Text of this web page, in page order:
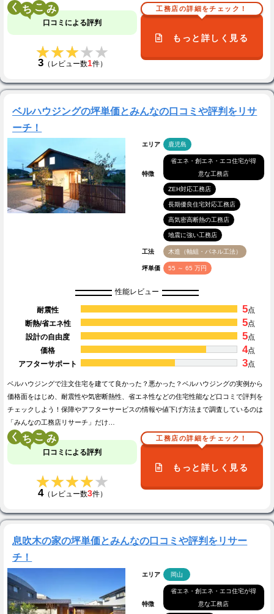
く こ
口コミによる評判
★★★★★
★★★★★
3（レビュー数1件）
工務店の詳細をチェック！
もっと詳しく見る
ベルハウジングの坪単価とみんなの口コミや評判をリサ
ーチ！
エリア 鹿児島
特徴
省エネ・創エネ・エコ住宅が得
意な工務店
ZEH対応工務店
長期優良住宅対応工務店
高気密高断熱の工務店
地震に強い工務店
工法 木造（軸組・パネル工法）
坪単価 55 ～ 65 万円
性能レビュー
耐震性 5点
断熱/省エネ性
5点
設計の自由度
5点
価格
4点
アフターサポート
3点
ベルハウジングで注文住宅を建てて良かった？悪かった？ベルハウジングの実例から
価格面をはじめ、耐震性や気密断熱性、省エネ性などの住宅性能など口コミで評判を
チェックしよう！保障やアフターサービスの情報や値下げ方法まで調査しているのは
「みんなの工務店リサーチ」だけ…
く こ
口コミによる評判
★★★★★
★★★★★
4（レビュー数3件）
工務店の詳細をチェック！
もっと詳しく見る
息吹木の家の坪単価とみんなの口コミや評判をリサー
チ！
エリア 岡山
特徴
省エネ・創エネ・エコ住宅が得
意な工務店